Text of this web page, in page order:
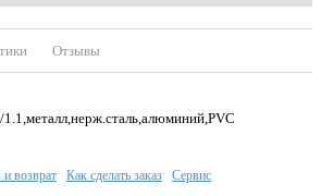
Отзывы
и возврат Как сделать заказ Сервис